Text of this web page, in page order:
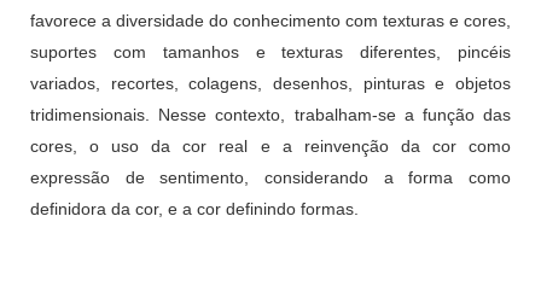
favorece a diversidade do conhecimento com texturas e cores,
suportes com tamanhos e texturas diferentes, pincéis
variados, recortes, colagens, desenhos, pinturas e objetos
tridimensionais. Nesse contexto, trabalham-se a função das
cores, o uso da cor real e a reinvenção da cor como
expressão de sentimento, considerando a forma como
definidora da cor, e a cor definindo formas.